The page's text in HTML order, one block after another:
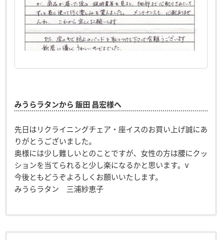
みうらラタンから 飯田 昌宏様へ
先日はリクライニングチェア・座イスのお買い上げ誠にあ
りがとうございました。
奥様には少し難しいとのことですが、女性の方は腰にクッ
ションを当てられると少し楽になるかと思います。v
今後ともどうぞよろしくお願いいたします。
みうらラタン 三浦紗恵子